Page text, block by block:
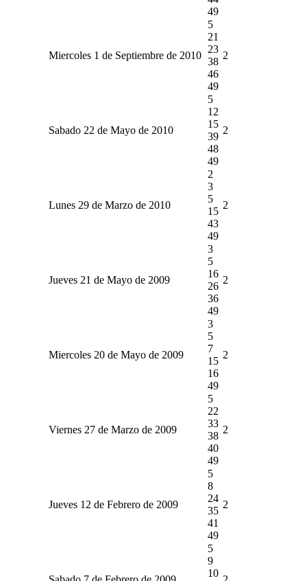
49
Miercoles 1 de Septiembre de 2010
5
21
23
38
46
49
2
Sabado 22 de Mayo de 2010
5
12
15
39
48
49
2
Lunes 29 de Marzo de 2010
2
3
5
15
43
49
2
Jueves 21 de Mayo de 2009
3
5
16
26
36
49
2
Miercoles 20 de Mayo de 2009
3
5
7
15
16
49
2
Viernes 27 de Marzo de 2009
5
22
33
38
40
49
2
Jueves 12 de Febrero de 2009
5
8
24
35
41
49
2
5
9
10